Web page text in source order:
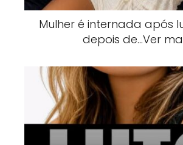
Mulher é internada após
depois de…Ver